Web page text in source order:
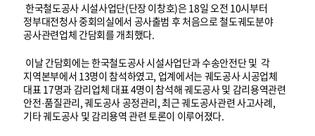
한국철도공사 시설사업단(단장 이창호)은 18일 오전 10시부터
정부대전청사 중회의실에서 공사출범 후 처음으로 철도궤도분야
공사관련업체 간담회를 개최했다.
이날 간담회에는 한국철도공사 시설사업단과 수송안전단 및 각
지역본부에서 13명이 참석하였고, 업계에서는 궤도공사 시공업체
대표 17명과 감리업체 대표 4명이 참석해 궤도공사 및 감리용역관련
안전·품질관리, 궤도공사 공정관리, 최근 궤도공사관련 사고사례,
기타 궤도공사 및 감리용역 관련 토론이 이루어졌다.